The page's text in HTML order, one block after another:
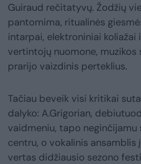
Guiraud rečitatyvų. Žodžių
pantomima, ritualinės
intarpai, elektroniniai koliažai
vertintojų nuomone, muzikos
prarijo vaizdinis perteklius.
Tačiau beveik visi kritikai
dalyko: A.Grigorian,
vaidmeniu, tapo neginčijamu
centru, o vokalinis ansamblis
vertas didžiausio sezono